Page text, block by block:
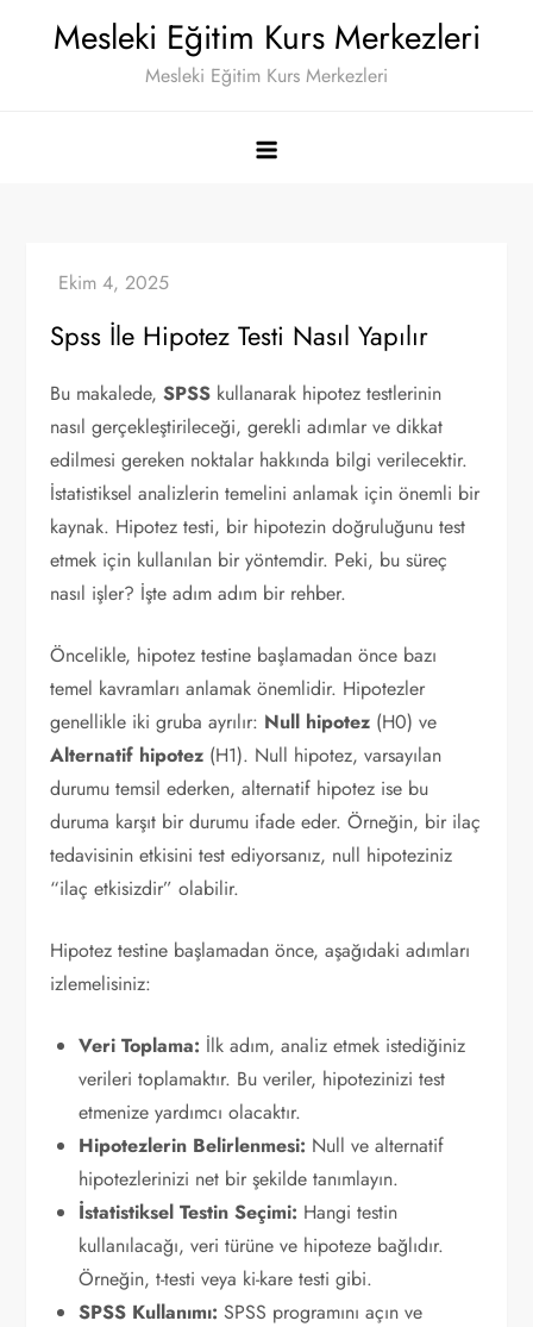
Mesleki Eğitim Kurs Merkezleri
Mesleki Eğitim Kurs Merkezleri
Spss İle Hipotez Testi Nasıl Yapılır
Bu makalede,SPSS kullanarak hipotez testlerinin
nasıl gerçekleştirileceği, gerekli adımlar ve dikkat
edilmesi gereken noktalar hakkında bilgi verilecektir.
İstatistiksel analizlerin temelini anlamak için önemli bir
kaynak. Hipotez testi, bir hipotezin doğruluğunu test
etmek için kullanılan bir yöntemdir. Peki, bu süreç
nasıl işler? İşte adım adım bir rehber.
Öncelikle, hipotez testine başlamadan önce bazı
temel kavramları anlamak önemlidir. Hipotezler
genellikle iki gruba ayrılır: Null hipotez (H0) ve
Alternatif hipotez (H1). Null hipotez, varsayılan
durumu temsil ederken, alternatif hipotez ise bu
duruma karşıt bir durumu ifade eder. Örneğin, bir ilaç
tedavisinin etkisini test ediyorsanız, null hipoteziniz
“ilaç etkisizdir” olabilir.
Hipotez testine başlamadan önce, aşağıdaki adımları
izlemelisiniz:
Veri Toplama: İlk adım, analiz etmek istediğiniz
verileri toplamaktır. Bu veriler, hipotezinizi test
etmenize yardımcı olacaktır.
Hipotezlerin Belirlenmesi: Null ve alternatif
hipotezlerinizi net bir şekilde tanımlayın.
İstatistiksel Testin Seçimi: Hangi testin
kullanılacağı, veri türüne ve hipoteze bağlıdır.
Örneğin, t-testi veya ki-kare testi gibi.
SPSS Kullanımı: SPSS programını açın ve